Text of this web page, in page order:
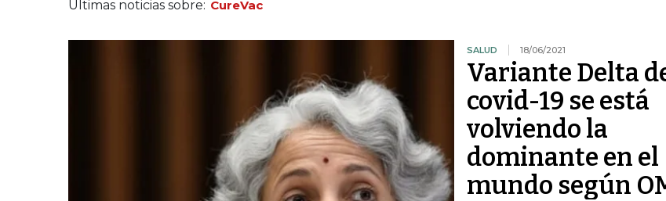
Últimas noticias sobre: CureVac
SALUD 18/06/2021
Variante Delta
covid-19 se está
volviendo la
dominante en el
mundo según